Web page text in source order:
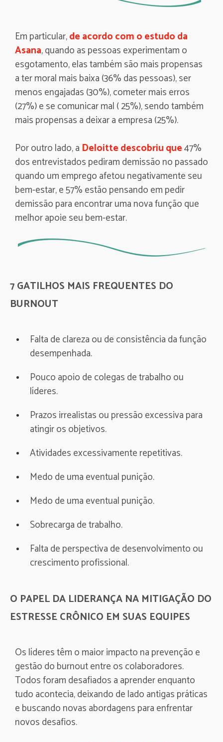
Em particular,de acordo com o estudo da
Asana, quando as pessoas experimentam o
esgotamento, elas também são mais propensas
a ter moral mais baixa (36% das pessoas), ser
menos engajadas (30%), cometer mais erros
(27%) e se comunicar mal ( 25%), sendo também
mais propensas a deixar a empresa (25%).
Por outro lado, a Deloitte descobriu que47%
dos entrevistados pediram demissão no passado
quando um emprego afetou negativamente seu
bem-estar, e 57% estão pensando em pedir
demissão para encontrar uma nova função que
melhor apoie seu bem-estar.
7 GATILHOS MAIS FREQUENTES DO
BURNOUT
Falta de clareza ou de consistência da função
desempenhada.
Pouco apoio de colegas de trabalho ou
líderes.
Prazos irrealistas ou pressão excessiva para
atingir os objetivos.
Atividades excessivamente repetitivas.
Medo de uma eventual punição.
Medo de uma eventual punição.
Sobrecarga de trabalho.
Falta de perspectiva de desenvolvimento ou
crescimento profissional.
O PAPEL DA LIDERANÇA NA MITIGAÇÃO DO
ESTRESSE CRÔNICO EM SUAS EQUIPES
Os líderes têm o maior impacto na prevenção e
gestão do burnout entre os colaboradores.
Todos foram desafiados a aprender enquanto
tudo acontecia, deixando de lado antigas práticas
e buscando novas abordagens para enfrentar
novos desafios.